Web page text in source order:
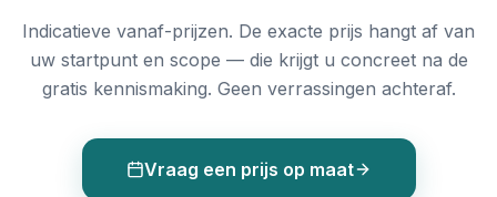
Indicatieve vanaf-prijzen. De exacte prijs hangt af van
uw startpunt en scope — die krijgt u concreet na de
gratis kennismaking. Geen verrassingen achteraf.
Vraag een prijs op maat